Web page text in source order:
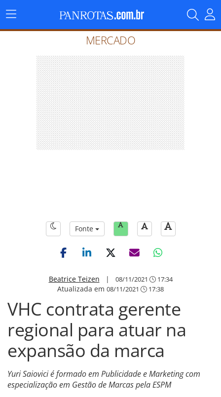
Menu
Principal
MERCADO
Fonte
Beatrice Teizen | 08/11/2021 17:34
Atualizada em 08/11/2021 17:38
VHC contrata gerente
regional para atuar na
expansão da marca
Yuri Saiovici é formado em Publicidade e Marketing com
especialização em Gestão de Marcas pela ESPM